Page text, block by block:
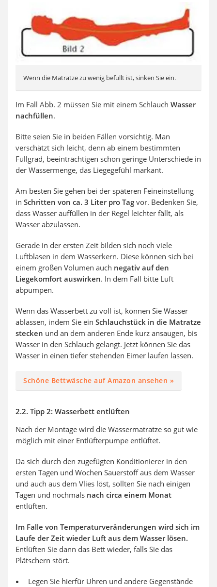
Wenn die Matratze zu wenig befüllt ist, sinken Sie ein.
Im Fall Abb. 2 müssen Sie mit einem Schlauch Wasser
nachfüllen.
Bitte seien Sie in beiden Fällen vorsichtig. Man
verschätzt sich leicht, denn ab einem bestimmten
Füllgrad, beeinträchtigen schon geringe Unterschiede in
der Wassermenge, das Liegegefühl markant.
Am besten Sie gehen bei der späteren Feineinstellung
in Schritten von ca. 3 Liter pro Tag vor. Bedenken Sie,
dass Wasser auffüllen in der Regel leichter fällt, als
Wasser abzulassen.
Gerade in der ersten Zeit bilden sich noch viele
Luftblasen in dem Wasserkern. Diese können sich bei
einem großen Volumen auch negativ auf den
Liegekomfort auswirken. In dem Fall bitte Luft
abpumpen.
Wenn das Wasserbett zu voll ist, können Sie Wasser
ablassen, indem Sie ein Schlauchstück in die Matratze
stecken und an dem anderen Ende kurz ansaugen, bis
Wasser in den Schlauch gelangt. Jetzt können Sie das
Wasser in einen tiefer stehenden Eimer laufen lassen.
Schöne Bettwäsche auf Amazon ansehen »
2.2. Tipp 2: Wasserbett entlüften
Nach der Montage wird die Wassermatratze so gut wie
möglich mit einer Entlüfterpumpe entlüftet.
Da sich durch den zugefügten Konditionierer in den
ersten Tagen und Wochen Sauerstoff aus dem Wasser
und auch aus dem Vlies löst, sollten Sie nach einigen
Tagen und nochmals nach circa einem Monat
entlüften.
Im Falle von Temperaturveränderungen wird sich im
Laufe der Zeit wieder Luft aus dem Wasser lösen.
Entlüften Sie dann das Bett wieder, falls Sie das
Plätschern stört.
Legen Sie hierfür Uhren und andere Gegenstände